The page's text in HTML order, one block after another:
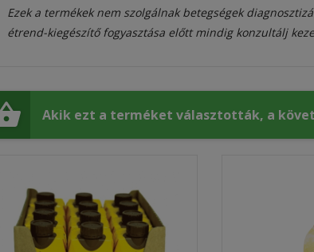
Ezek a termékek nem szolgálnak betegségek
étrend-kiegészítő fogyasztása előtt mindig konzultálj
Akik ezt a terméket választották, a